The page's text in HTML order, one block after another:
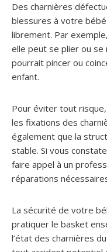
Des charnières
blessures à votre
librement. Par
elle peut se plier ou
pourrait pincer ou
enfant.
Pour éviter tout
les fixations des
également que la
stable. Si vous
faire appel à un
réparations
La sécurité de votre
pratiquer le basket
l’état des charnières